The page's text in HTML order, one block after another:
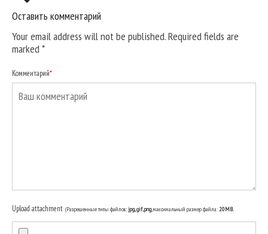
Оставить комментарий
Your email address will not be published. Required fields are
marked*
Комментарий*
Upload attachment (Разрешенные типы файлов:jpg, gif, png, максимальный размер файла:20MB.